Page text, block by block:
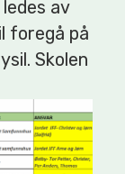
av
foregå på
Skolen